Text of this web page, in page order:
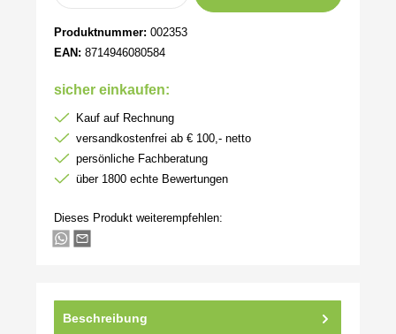
Produktnummer: 002353
EAN: 8714946080584
sicher einkaufen:
Kauf auf Rechnung
versandkostenfrei ab € 100,- netto
persönliche Fachberatung
über 1800 echte Bewertungen
Dieses Produkt weiterempfehlen:
Beschreibung